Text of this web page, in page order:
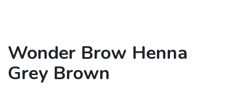
Wonder Brow Henna
Grey Brown